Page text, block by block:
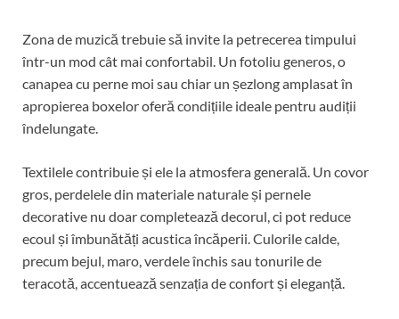
Zona de muzică trebuie să invite la petrecerea timpului
într-un mod cât mai confortabil. Un fotoliu generos, o
canapea cu perne moi sau chiar un șezlong amplasat în
apropierea boxelor oferă condițiile ideale pentru audiții
îndelungate.
Textilele contribuie și ele la atmosfera generală. Un covor
gros, perdelele din materiale naturale și pernele
decorative nu doar completează decorul, ci pot reduce
ecoul și îmbunătăți acustica încăperii. Culorile calde,
precum bejul, maro, verdele închis sau tonurile de
teracotă, accentuează senzația de confort și eleganță.